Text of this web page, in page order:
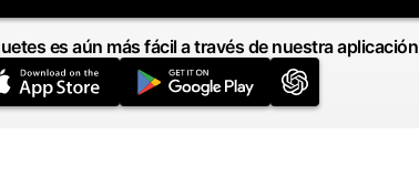
es aún más fácil a través de nuestra aplicación